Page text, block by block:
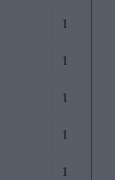
1
1
1
1
1